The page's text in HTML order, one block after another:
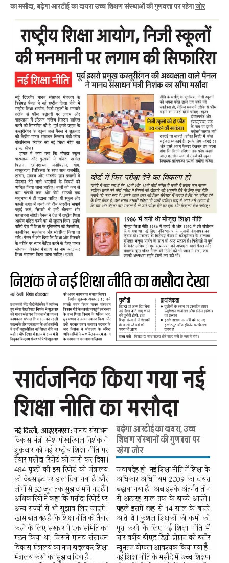
का मसौदा, बढ़ेगा आरटीई का दायरा उच्च शिक्षण संस्थाओं की गुणवत्ता पर रहेगाजोर